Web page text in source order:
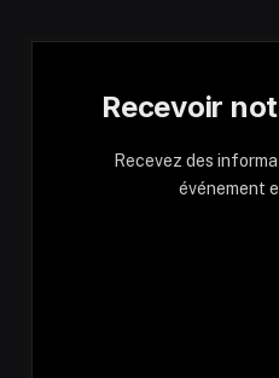
Recevoir
Recevez des
événement